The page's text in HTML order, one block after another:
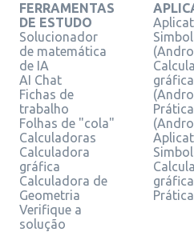
FERRAMENTAS
DE ESTUDO
Solucionador
de matemática
de IA
AI Chat
Fichas de
trabalho
Folhas de "cola"
Calculadoras
Calculadora
gráfica
Calculadora de
Geometria
Verifique a
solução
gráfica
Prática